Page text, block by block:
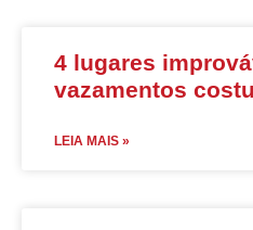
4 lugares
vazamentos
LEIA MAIS »